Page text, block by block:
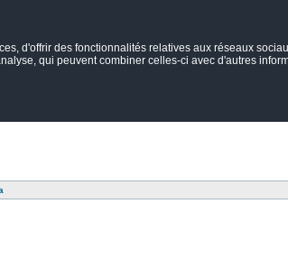
d'offrir des fonctionnalités relatives aux réseaux
qui peuvent combiner celles-ci avec d'autres